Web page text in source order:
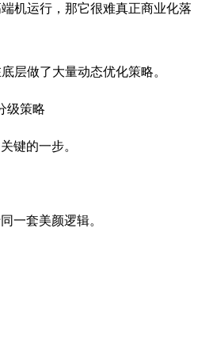
机运行，那它很难真正商业化落
层做了大量动态优化策略。
级策略
键的一步。
一套美颜逻辑。